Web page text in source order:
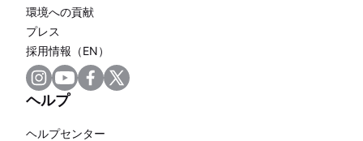
環境への貢献
プレス
採用情報（EN）
ヘルプ
ヘルプセンター